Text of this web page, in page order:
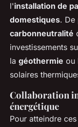
l'installation de
domestiques. De
carbonneutralité
investissements
la géothermie ou
solaires
Collaboration
énergétique
Pour atteindre